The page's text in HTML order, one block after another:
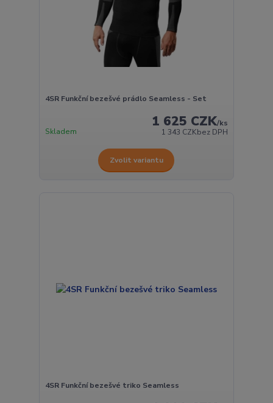
4SR Funkční bezešvé prádlo Seamless - Set
1 625 CZK/ks
1 343 CZKbez DPH
Skladem
Zvolit variantu
4SR Funkční bezešvé triko Seamless